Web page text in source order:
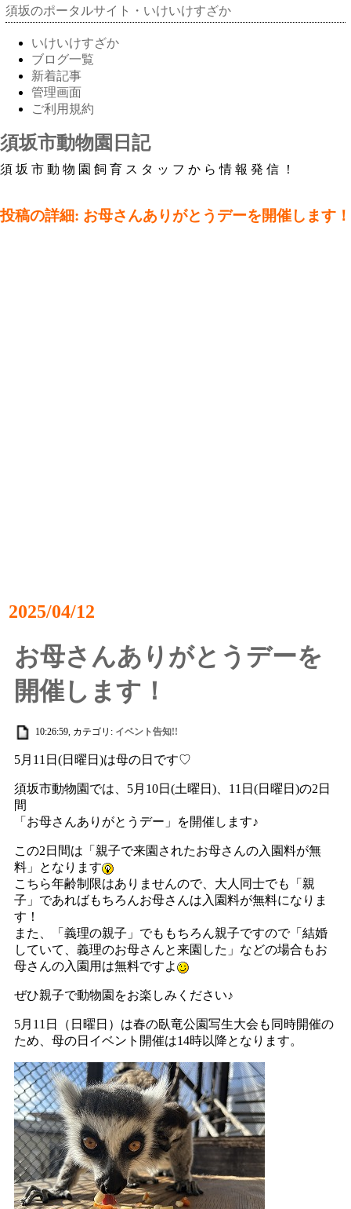
須坂のポータルサイト・いけいけすざか
いけいけすざか
ブログ一覧
新着記事
管理画面
ご利用規約
須坂市動物園日記
須坂市動物園飼育スタッフから情報発信！
投稿の詳細: お母さんありがとうデーを開催します！
2025/04/12
お母さんありがとうデーを
開催します！
10:26:59, カテゴリ: イベント告知!!
5月11日(日曜日)は母の日です♡
須坂市動物園では、5月10日(土曜日)、11日(日曜日)の2日
間
「お母さんありがとうデー」を開催します♪
この2日間は「親子で来園されたお母さんの入園料が無
料」となります
こちら年齢制限はありませんので、大人同士でも「親
子」であればもちろんお母さんは入園料が無料になりま
す！
また、「義理の親子」でももちろん親子ですので「結婚
していて、義理のお母さんと来園した」などの場合もお
母さんの入園用は無料ですよ
ぜひ親子で動物園をお楽しみください♪
5月11日（日曜日）は春の臥竜公園写生大会も同時開催の
ため、母の日イベント開催は14時以降となります。